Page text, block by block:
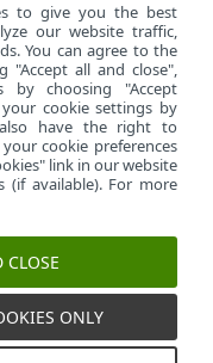
to give you the best
our website traffic,
You can agree to the
"Accept all and close",
by choosing "Accept
cookie settings by
also have the right to
cookie preferences
link in our website
available). For more
CLOSE
ONLY